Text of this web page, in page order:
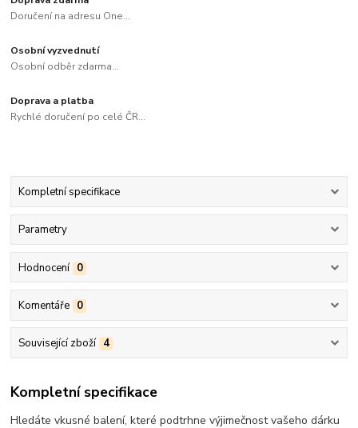
Doručení na adresu One...
Osobní vyzvednutí
Osobní odběr zdarma...
Doprava a platba
Rychlé doručení po celé ČR...
Kompletní specifikace
Parametry
Hodnocení 0
Komentáře 0
Související zboží 4
Kompletní specifikace
Hledáte vkusné balení, které podtrhne výjimečnost vašeho dárku